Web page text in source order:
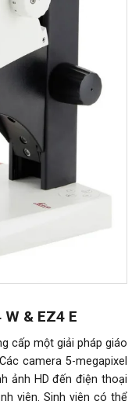
& EZ4 E
cấp một giải pháp giáo
camera 5-megapixel
ảnh HD đến điện thoại
viên. Sinh viên có thể